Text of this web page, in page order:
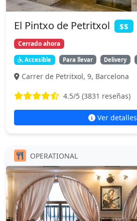
El Pintxo de Petritxol $$
Cerrado ahora
Accesible Para llevar Delivery
Carrer de Petritxol, 9, Barcelona
4.5/5 (3831 reseñas)
Ver detalles
OPERATIONAL